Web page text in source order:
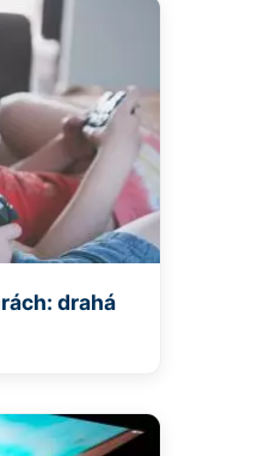
drahá